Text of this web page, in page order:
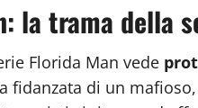
la trama della
Florida Man vede
fidanzata di un